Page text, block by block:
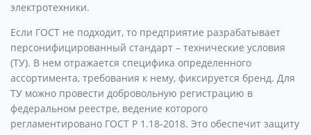
электротехники.
Если ГОСТ не подходит, то предприятие разрабатывает
персонифицированный стандарт – технические условия
(ТУ). В нем отражается специфика определенного
ассортимента, требования к нему, фиксируется бренд. Для
ТУ можно провести добровольную регистрацию в
федеральном реестре, ведение которого
регламентировано ГОСТ Р 1.18-2018. Это обеспечит защиту